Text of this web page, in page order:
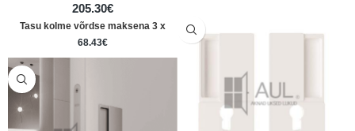
205.30€
Tasu kolme võrdse maksena 3 x
68.43€